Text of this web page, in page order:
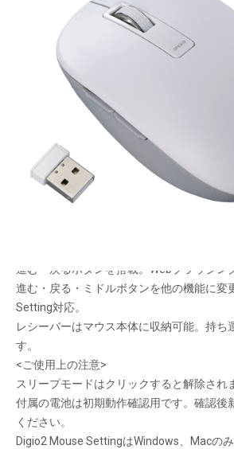
全高34mm、高さを抑えた静音マ
メーカー希望小売価格：
+ 税
手のひらを自然にのせられるシンプルなデ
左右ボタンには300万回テストをクリアし
採用。周囲を気にせず操作に集中できます
進む・戻るボタンを搭載。Webブラウジン
進む・戻る・ミドルボタンを他の機能に変
Setting対応。
レシーバーはマウス本体に収納可能。持ち
す。
<ご使用上の注意>
スリープモードはクリックすると解除され
付属の電池は初期動作確認用です。確認後
ください。
Digio2 Mouse SettingはWindows、Macのみ